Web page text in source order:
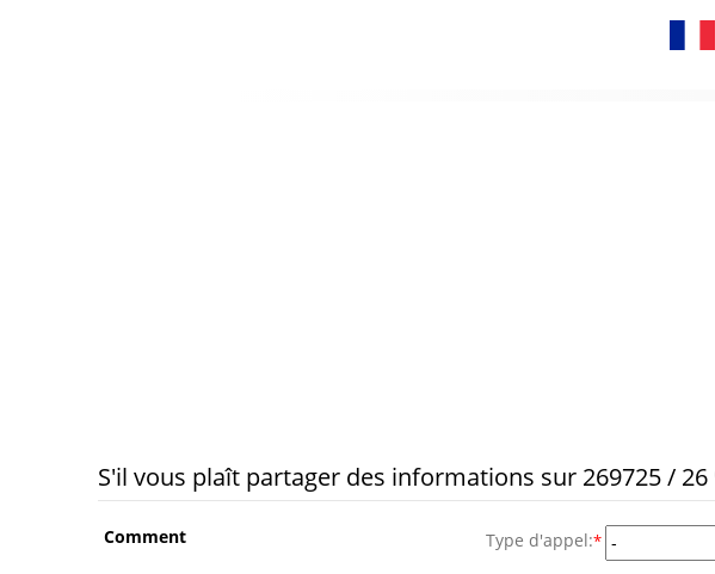
S'il vous plaît partager des informations sur 269725 / 26
Comment Type d'appel:*